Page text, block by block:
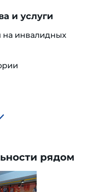
и услуги
на инвалидных
рядом